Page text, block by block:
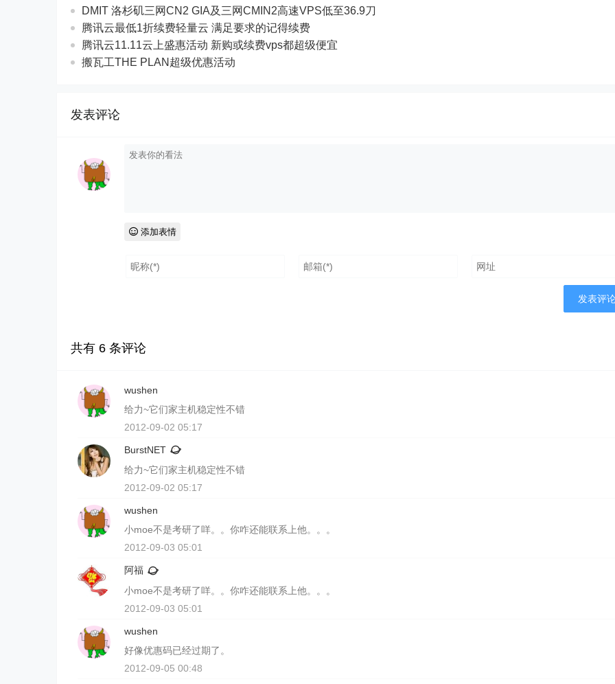
DMIT 洛杉矶三网CN2 GIA及三网CMIN2高速VPS低至36.9刀
腾讯云最低1折续费轻量云 满足要求的记得续费
腾讯云11.11云上盛惠活动 新购或续费vps都超级便宜
搬瓦工THE PLAN超级优惠活动
发表评论
添加表情
共有 6 条评论
wushen
给力~它们家主机稳定性不错
2012-09-02 05:17
BurstNET
给力~它们家主机稳定性不错
2012-09-02 05:17
wushen
小moe不是考研了咩。。你咋还能联系上他。。。
2012-09-03 05:01
阿福
小moe不是考研了咩。。你咋还能联系上他。。。
2012-09-03 05:01
wushen
好像优惠码已经过期了。
2012-09-05 00:48